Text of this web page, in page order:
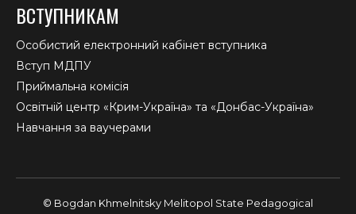
ВСТУПНИКАМ
Особистий електронний кабінет вступника
Вступ МДПУ
Приймальна комісія
Освітній центр «Крим-Україна» та «Донбас-Україна»
Навчання за ваучерами
© Bogdan Khmelnitsky Melitopol State Pedagogical